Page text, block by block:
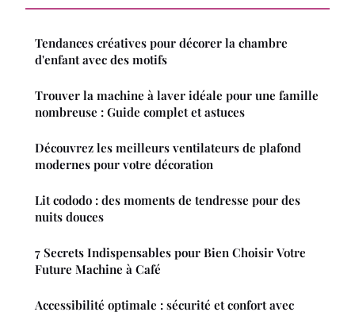
Tendances créatives pour décorer la chambre
d'enfant avec des motifs
Trouver la machine à laver idéale pour une famille
nombreuse : Guide complet et astuces
Découvrez les meilleurs ventilateurs de plafond
modernes pour votre décoration
Lit cododo : des moments de tendresse pour des
nuits douces
7 Secrets Indispensables pour Bien Choisir Votre
Future Machine à Café
Accessibilité optimale : sécurité et confort avec